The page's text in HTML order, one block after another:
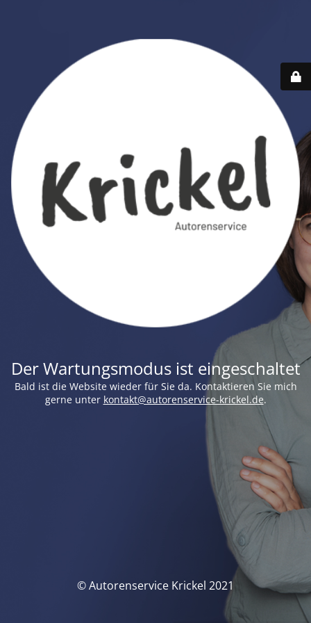
Der Wartungsmodus ist eingeschaltet
Bald ist die Website wieder für Sie da. Kontaktieren Sie mich
gerne unter kontakt@autorenservice-krickel.de.
© Autorenservice Krickel 2021